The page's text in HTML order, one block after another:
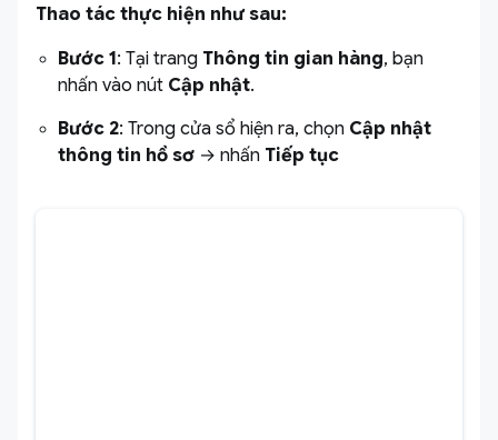
Thao tác thực hiện như sau:
Bước 1: Tại trang Thông tin gian hàng, bạn
nhấn vào nút Cập nhật.
Bước 2: Trong cửa sổ hiện ra, chọn Cập nhật
thông tin hồ sơ → nhấn Tiếp tục